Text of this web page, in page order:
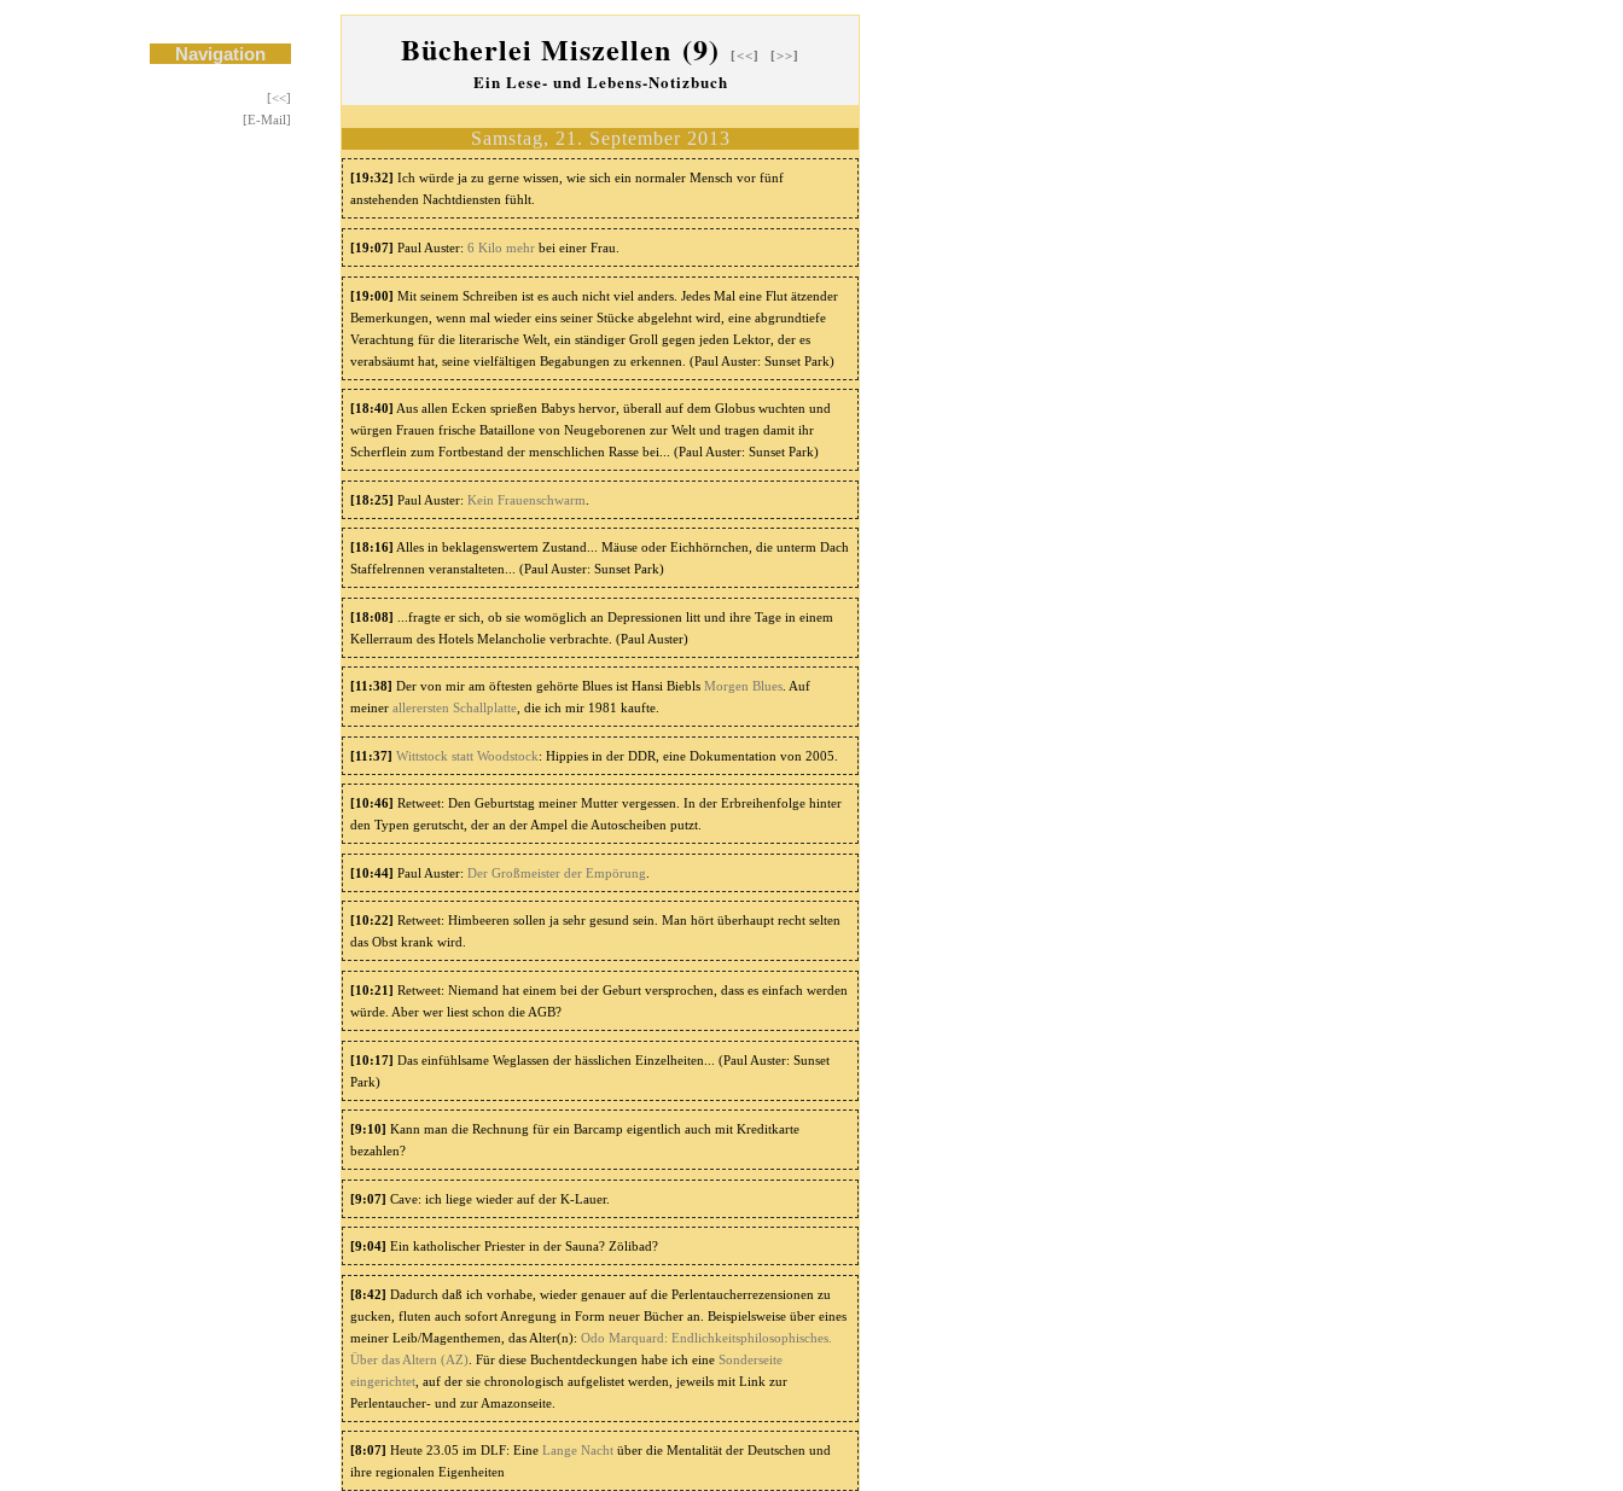
Navigation
[<<]
[E-Mail]
Bücherlei Miszellen (9) [<<] [>>]
Ein Lese- und Lebens-Notizbuch
Samstag, 21. September 2013
[19:32] Ich würde ja zu gerne wissen, wie sich ein normaler Mensch vor fünf
anstehenden Nachtdiensten fühlt.
[19:07] Paul Auster: 6 Kilo mehr bei einer Frau.
[19:00] Mit seinem Schreiben ist es auch nicht viel anders. Jedes Mal eine Flut ätzender
Bemerkungen, wenn mal wieder eins seiner Stücke abgelehnt wird, eine abgrundtiefe
Verachtung für die literarische Welt, ein ständiger Groll gegen jeden Lektor, der es
verabsäumt hat, seine vielfältigen Begabungen zu erkennen. (Paul Auster: Sunset Park)
[18:40] Aus allen Ecken sprießen Babys hervor, überall auf dem Globus wuchten und
würgen Frauen frische Bataillone von Neugeborenen zur Welt und tragen damit ihr
Scherflein zum Fortbestand der menschlichen Rasse bei... (Paul Auster: Sunset Park)
[18:25] Paul Auster: Kein Frauenschwarm
[18:16] Alles in beklagenswertem Zustand... Mäuse oder Eichhörnchen, die unterm Dach
Staffelrennen veranstalteten... (Paul Auster: Sunset Park)
[18:08] ...fragte er sich, ob sie womöglich an Depressionen litt und ihre Tage in einem
Kellerraum des Hotels Melancholie verbrachte. (Paul Auster)
[11:38] Der von mir am öftesten gehörte Blues ist Hansi Biebls Morgen Blues . Auf
meiner allerersten Schallplatte , die ich mir 1981 kaufte.
[11:37] Wittstock statt Woodstock: Hippies in der DDR, eine Dokumentation von 2005.
[10:46] Retweet: Den Geburtstag meiner Mutter vergessen. In der Erbreihenfolge hinter
den Typen gerutscht, der an der Ampel die Autoscheiben putzt.
[10:44] Paul Auster: Der Großmeister der Empörung
[10:22] Retweet: Himbeeren sollen ja sehr gesund sein. Man hört überhaupt recht selten
das Obst krank wird.
[10:21] Retweet: Niemand hat einem bei der Geburt versprochen, dass es einfach werden
würde. Aber wer liest schon die AGB?
[10:17] Das einfühlsame Weglassen der hässlichen Einzelheiten... (Paul Auster: Sunset
Park)
[9:10] Kann man die Rechnung für ein Barcamp eigentlich auch mit Kreditkarte
bezahlen?
[9:07] Cave: ich liege wieder auf der K-Lauer.
[9:04] Ein katholischer Priester in der Sauna? Zölibad?
[8:42] Dadurch daß ich vorhabe, wieder genauer auf die Perlentaucherrezensionen zu
gucken, fluten auch sofort Anregung in Form neuer Bücher an. Beispielsweise über eines
meiner Leib/Magenthemen, das Alter(n): Odo Marquard: Endlichkeitsphilosophisches.
Über das Altern (AZ) . Für diese Buchentdeckungen habe ich eine Sonderseite
eingerichtet , auf der sie chronologisch aufgelistet werden, jeweils mit Link zur
Perlentaucher- und zur Amazonseite.
[8:07] Heute 23.05 im DLF: Eine Lange Nacht über die Mentalität der Deutschen und
ihre regionalen Eigenheiten